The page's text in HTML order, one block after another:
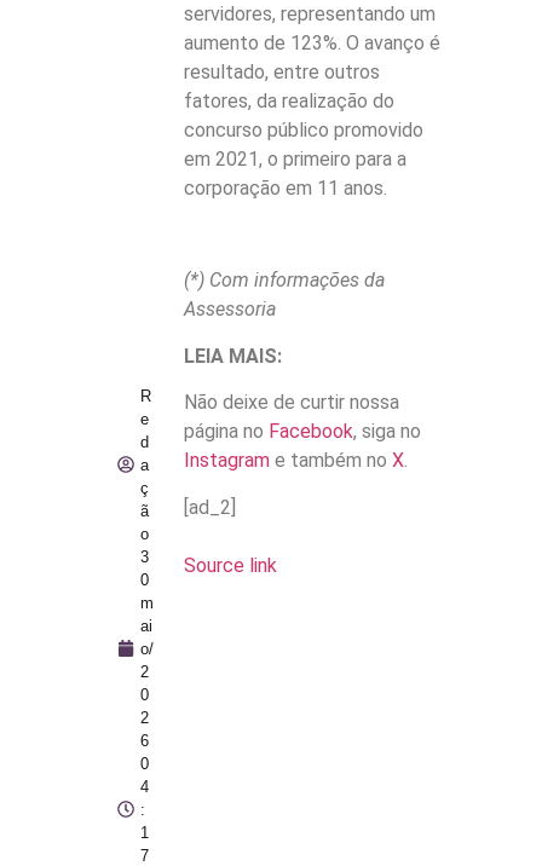
R
e
d
a
ç
ã
o
3
0
m
ai
o/
2
0
2
6
0
4
:
1
7
servidores, representando um
aumento de 123%. O avanço é
resultado, entre outros
fatores, da realização do
concurso público promovido
em 2021, o primeiro para a
corporação em 11 anos.
(*) Com informações da
Assessoria
LEIA MAIS:
Não deixe de curtir nossa
página no Facebook, siga no
Instagrame também no X.
[ad_2]
Source link